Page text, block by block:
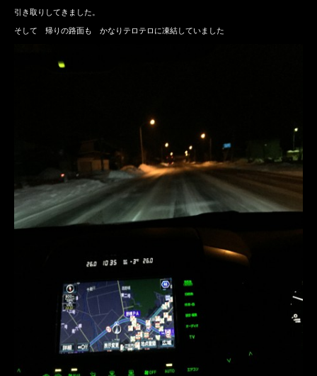
引き取りしてきました。
そして 帰りの路面も かなりテロテロに凍結していました